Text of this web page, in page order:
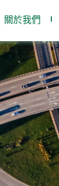
關於我們